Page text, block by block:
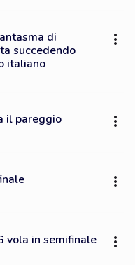
di
succedendo
italiano
il pareggio
vola in semifinale